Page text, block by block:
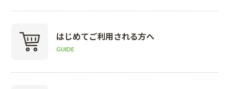
はじめてご利用される方へ
GUIDE